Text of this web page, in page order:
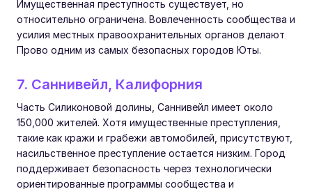
Имущественная преступность существует, но
относительно ограничена. Вовлеченность сообщества и
усилия местных правоохранительных органов делают
Прово одним из самых безопасных городов Юты.
7. Саннивейл, Калифорния
Часть Силиконовой долины, Саннивейл имеет около
150,000 жителей. Хотя имущественные преступления,
такие как кражи и грабежи автомобилей, присутствуют,
насильственное преступление остается низким. Город
поддерживает безопасность через технологически
ориентированные программы сообщества и